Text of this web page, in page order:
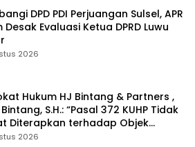
DPD PDI Perjuangan Sulsel, APR
Desak Evaluasi Ketua DPRD Luwu
2026
& Partners ,
S.H.: “Pasal 372 KUHP Tidak
Diterapkan terhadap Objek
2026